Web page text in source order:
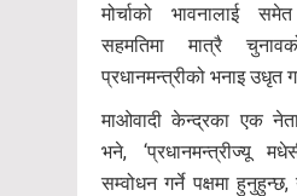
मोर्चाको भावनालाई
सहमतिमा मात्रै
प्रधानमन्त्रीको भनाइ उधृत
माओवादी केन्द्रका एक
भने, ‘प्रधानमन्त्रीज्यू
सम्वोधन गर्ने पक्षमा